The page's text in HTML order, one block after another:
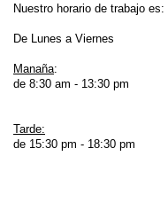
Nuestro horario de trabajo es:
De Lunes a Viernes
Manaña:
de 8:30 am - 13:30 pm
Tarde:
de 15:30 pm - 18:30 pm